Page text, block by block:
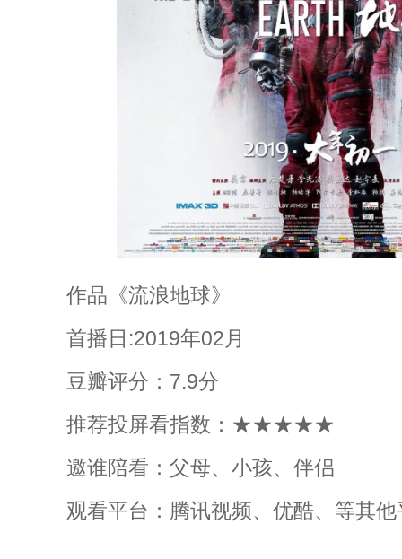
作品《流浪地球》
首播日:2019年02月
豆瓣评分：7.9分
推荐投屏看指数：★★★★★
邀谁陪看：父母、小孩、伴侣
观看平台：腾讯视频、优酷、等其他